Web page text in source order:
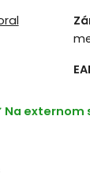
Na externom